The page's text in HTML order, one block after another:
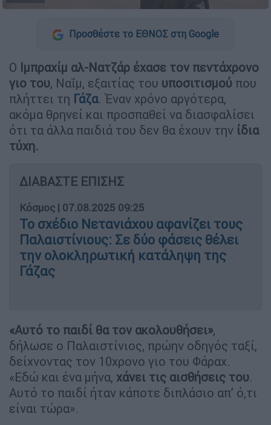
Προσθέστε το ΕΘΝΟΣ στη Google
Ο Ιμπραχίμ αλ-Νατζάρ έχασε τον πεντάχρονο
γιο του, Ναΐμ, εξαιτίας του υποσιτισμού που
πλήττει τη Γάζα. Έναν χρόνο αργότερα,
ακόμα θρηνεί και προσπαθεί να διασφαλίσει
ότι τα άλλα παιδιά του δεν θα έχουν την ίδια
τύχη.
ΔΙΑΒΑΣΤΕ ΕΠΙΣΗΣ
Κόσμος | 07.08.2025 09:25
Το σχέδιο Νετανιάχου αφανίζει τους
Παλαιστίνιους: Σε δύο φάσεις θέλει
την ολοκληρωτική κατάληψη της
Γάζας
«Αυτό το παιδί θα τον ακολουθήσει»,
δήλωσε ο Παλαιστίνιος, πρώην οδηγός ταξί,
δείχνοντας τον 10χρονο γιο του Φάραχ.
«Εδώ και ένα μήνα, χάνει τις αισθήσεις του.
Αυτό το παιδί ήταν κάποτε διπλάσιο απ’ ό,τι
είναι τώρα».